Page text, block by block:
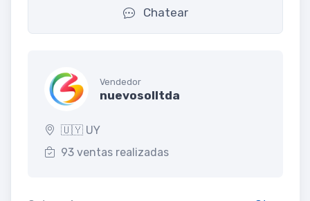
Chatear
Vendedor
nuevosolltda
🇺🇾 UY
93 ventas realizadas